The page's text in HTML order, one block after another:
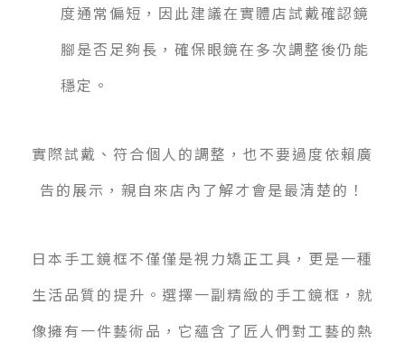
度通常偏短，因此建議在實體店試戴確認鏡
腳是否足夠長，確保眼鏡在多次調整後仍能
穩定。
實際試戴、符合個人的調整，也不要過度依賴廣
告的展示，親自來店內了解才會是最清楚的！
日本手工鏡框不僅僅是視力矯正工具，更是一種
生活品質的提升。選擇一副精緻的手工鏡框，就
像擁有一件藝術品，它蘊含了匠人們對工藝的熱